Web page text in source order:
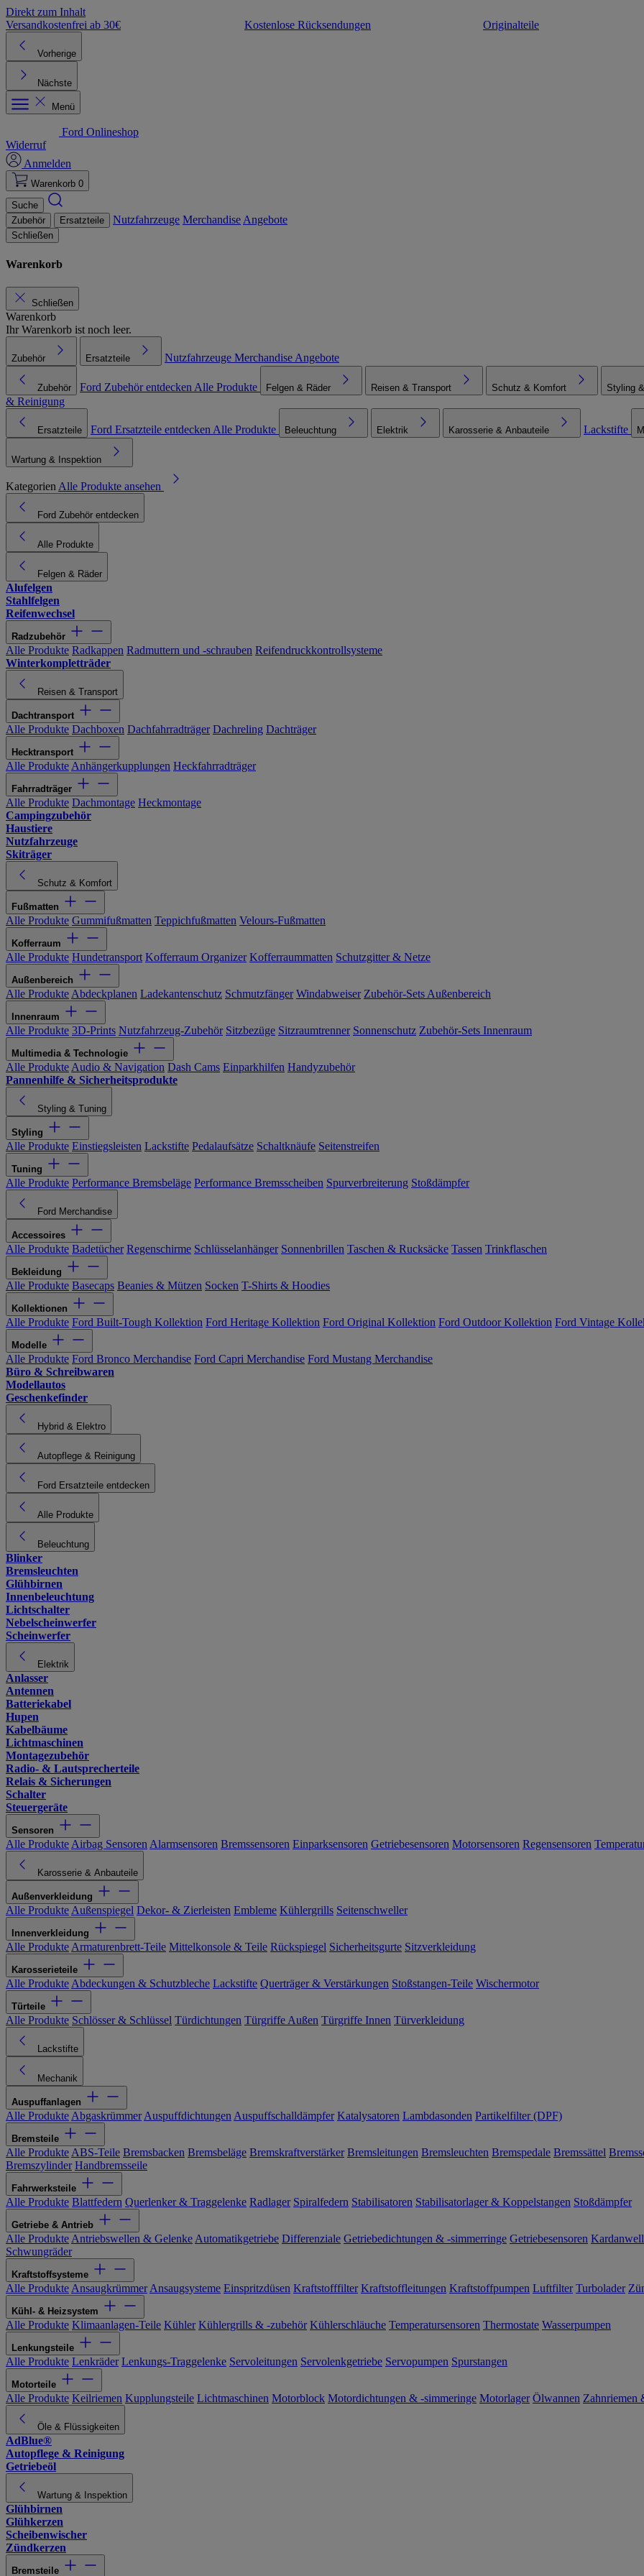
Direkt zum Inhalt
Versandkostenfrei ab 30€
Kostenlose Rücksendungen Originalteile
Vorherige
Nächste
Menü
Ford Onlineshop
Widerruf
Anmelden
Warenkorb 0
Suche
Zubehör
Ersatzteile Nutzfahrzeuge Merchandise Angebote
Schließen
Warenkorb
Schließen
Warenkorb
Ihr Warenkorb ist noch leer.
Zubehör Ersatzteile Nutzfahrzeuge Merchandise Angebote
Zubehör Ford Zubehör entdecken Alle Produkte Felgen & Räder Reisen & Transport Schutz & Komfort Styling
& Reinigung
Ersatzteile Ford Ersatzteile entdecken Alle Produkte Beleuchtung Elektrik Karosserie & Anbauteile Lackstifte
Wartung & Inspektion
Kategorien Alle Produkte ansehen
Ford Zubehör entdecken
Alle Produkte
Felgen & Räder
Alufelgen
Stahlfelgen
Reifenwechsel
Radzubehör
Alle Produkte Radkappen Radmuttern und -schrauben Reifendruckkontrollsysteme
Winterkompletträder
Reisen & Transport
Dachtransport
Alle Produkte Dachboxen Dachfahrradträger Dachreling Dachträger
Hecktransport
Alle Produkte Anhängerkupplungen Heckfahrradträger
Fahrradträger
Alle Produkte Dachmontage Heckmontage
Campingzubehör
Haustiere
Nutzfahrzeuge
Skiträger
Schutz & Komfort
Fußmatten
Alle Produkte Gummifußmatten Teppichfußmatten Velours-Fußmatten
Kofferraum
Alle Produkte Hundetransport Kofferraum Organizer Kofferraummatten Schutzgitter & Netze
Außenbereich
Alle Produkte Abdeckplanen Ladekantenschutz Schmutzfänger Windabweiser Zubehör-Sets Außenbereich
Innenraum
Alle Produkte 3D-Prints Nutzfahrzeug-Zubehör Sitzbezüge Sitzraumtrenner Sonnenschutz Zubehör-Sets Innenraum
Multimedia & Technologie
Alle Produkte Audio & Navigation Dash Cams Einparkhilfen Handyzubehör
Pannenhilfe & Sicherheitsprodukte
Styling & Tuning
Styling
Alle Produkte Einstiegsleisten Lackstifte Pedalaufsätze Schaltknäufe Seitenstreifen
Tuning
Alle Produkte Performance Bremsbeläge Performance Bremsscheiben Spurverbreiterung Stoßdämpfer
Ford Merchandise
Accessoires
Alle Produkte Badetücher Regenschirme Schlüsselanhänger Sonnenbrillen Taschen & Rucksäcke Tassen Trinkflaschen
Bekleidung
Alle Produkte Basecaps Beanies & Mützen Socken T-Shirts & Hoodies
Kollektionen
Alle Produkte Ford Built-Tough Kollektion Ford Heritage Kollektion Ford Original Kollektion Ford Outdoor Kollektion Ford Vintage
Modelle
Alle Produkte Ford Bronco Merchandise Ford Capri Merchandise Ford Mustang Merchandise
Büro & Schreibwaren
Modellautos
Geschenkefinder
Hybrid & Elektro
Autopflege & Reinigung
Ford Ersatzteile entdecken
Alle Produkte
Beleuchtung
Blinker
Bremsleuchten
Glühbirnen
Innenbeleuchtung
Lichtschalter
Nebelscheinwerfer
Scheinwerfer
Elektrik
Anlasser
Antennen
Batteriekabel
Hupen
Kabelbäume
Lichtmaschinen
Montagezubehör
Radio- & Lautsprecherteile
Relais & Sicherungen
Schalter
Steuergeräte
Sensoren
Alle Produkte Airbag Sensoren Alarmsensoren Bremssensoren Einparksensoren Getriebesensoren Motorsensoren Regensensoren
Karosserie & Anbauteile
Außenverkleidung
Alle Produkte Außenspiegel Dekor- & Zierleisten Embleme Kühlergrills Seitenschweller
Innenverkleidung
Alle Produkte Armaturenbrett-Teile Mittelkonsole & Teile Rückspiegel Sicherheitsgurte Sitzverkleidung
Karosserieteile
Alle Produkte Abdeckungen & Schutzbleche Lackstifte Querträger & Verstärkungen Stoßstangen-Teile Wischermotor
Türteile
Alle Produkte Schlösser & Schlüssel Türdichtungen Türgriffe Außen Türgriffe Innen Türverkleidung
Lackstifte
Mechanik
Auspuffanlagen
Alle Produkte Abgaskrümmer Auspuffdichtungen Auspuffschalldämpfer Katalysatoren Lambdasonden Partikelfilter (DPF)
Bremsteile
Alle Produkte ABS-Teile Bremsbacken Bremsbeläge Bremskraftverstärker Bremsleitungen Bremsleuchten Bremspedale Bremssättel
Bremszylinder Handbremsseile
Fahrwerksteile
Alle Produkte Blattfedern Querlenker & Traggelenke Radlager Spiralfedern Stabilisatoren Stabilisatorlager & Koppelstangen Stoßdämpfer
Getriebe & Antrieb
Alle Produkte Antriebswellen & Gelenke Automatikgetriebe Differenziale Getriebedichtungen & -simmerringe Getriebesensoren
Schwungräder
Kraftstoffsysteme
Alle Produkte Ansaugkrümmer Ansaugsysteme Einspritzdüsen Kraftstofffilter Kraftstoffleitungen Kraftstoffpumpen Luftfilter Turbolader
Kühl- & Heizsystem
Alle Produkte Klimaanlagen-Teile Kühler Kühlergrills & -zubehör Kühlerschläuche Temperatursensoren Thermostate Wasserpumpen
Lenkungsteile
Alle Produkte Lenkräder Lenkungs-Traggelenke Servoleitungen Servolenkgetriebe Servopumpen Spurstangen
Motorteile
Alle Produkte Keilriemen Kupplungsteile Lichtmaschinen Motorblock Motordichtungen & -simmeringe Motorlager Ölwannen Zahnriemen
Öle & Flüssigkeiten
AdBlue®
Autopflege & Reinigung
Getriebeöl
Wartung & Inspektion
Glühbirnen
Glühkerzen
Scheibenwischer
Zündkerzen
Bremsteile